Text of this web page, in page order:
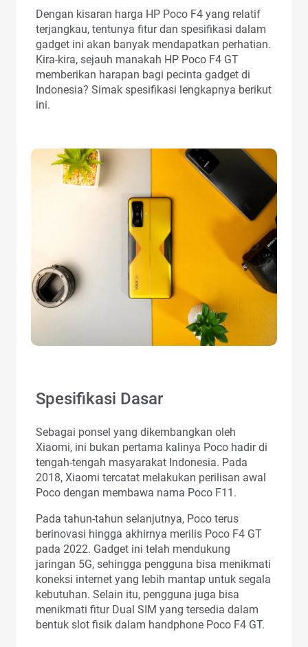
Dengan kisaran harga HP Poco F4 yang relatif
terjangkau, tentunya fitur dan spesifikasi dalam
gadget ini akan banyak mendapatkan perhatian.
Kira-kira, sejauh manakah HP Poco F4 GT
memberikan harapan bagi pecinta gadget di
Indonesia? Simak spesifikasi lengkapnya berikut
ini.
Spesifikasi Dasar
Sebagai ponsel yang dikembangkan oleh
Xiaomi, ini bukan pertama kalinya Poco hadir di
tengah-tengah masyarakat Indonesia. Pada
2018, Xiaomi tercatat melakukan perilisan awal
Poco dengan membawa nama Poco F11.
Pada tahun-tahun selanjutnya, Poco terus
berinovasi hingga akhirnya merilis Poco F4 GT
pada 2022. Gadget ini telah mendukung
jaringan 5G, sehingga pengguna bisa menikmati
koneksi internet yang lebih mantap untuk segala
kebutuhan. Selain itu, pengguna juga bisa
menikmati fitur Dual SIM yang tersedia dalam
bentuk slot fisik dalam handphone Poco F4 GT.